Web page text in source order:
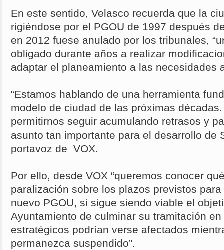
En este sentido, Velasco recuerda que la
rigiéndose por el PGOU de 1997 después
en 2012 fuese anulado por los tribunales,
obligado durante años a realizar
adaptar el planeamiento a las necesidades
“Estamos hablando de una herramienta
modelo de ciudad de las próximas
permitirnos seguir acumulando retrasos y
asunto tan importante para el desarrollo de
portavoz de VOX.
Por ello, desde VOX “queremos conocer
paralización sobre los plazos previstos
nuevo PGOU, si sigue siendo viable el
Ayuntamiento de culminar su tramitación
estratégicos podrían verse afectados
permanezca suspendido”.